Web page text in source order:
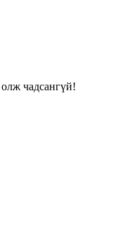
чадсангүй!